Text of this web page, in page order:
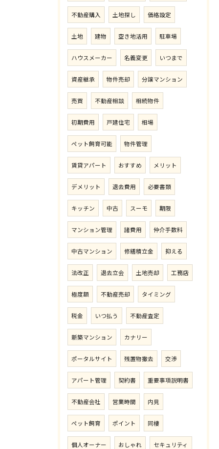
不動産購入 土地探し 価格設定
土地 建物 空き地活用 駐車場
ハウスメーカー 名義変更 いつまで
資産継承 物件売却 分譲マンション
売買 不動産相談 相続物件
初期費用 戸建住宅 相場
ペット飼育可能 物件管理
賃貸アパート おすすめ メリット
デメリット 退去費用 必要書類
キッチン 中古 スーモ 期限
マンション管理 諸費用 仲介手数料
中古マンション 修繕積立金 抑える
法改正 退去立会 土地売却 工務店
極度額 不動産売却 タイミング
税金 いつ払う 不動産査定
新築マンション カナリー
ポータルサイト 残置物撤去 交渉
アパート管理 契約書 重要事項説明書
不動産会社 営業時間 内見
ペット飼育 ポイント 同棲
個人オーナー おしゃれ セキュリティ